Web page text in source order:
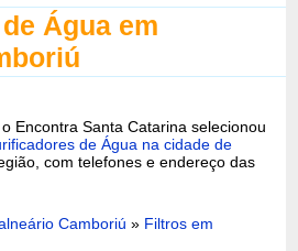
Água em
Encontra Santa Catarina selecionou
de Água na cidade de
com telefones e endereço das
Camboriú » Filtros em